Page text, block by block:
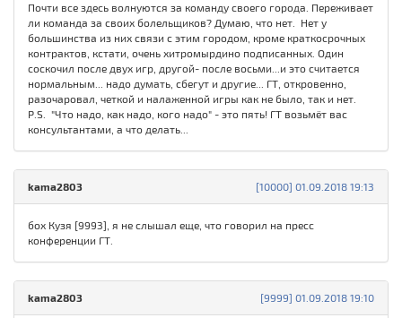
Почти все здесь волнуются за команду своего города. Переживает
ли команда за своих болельщиков? Думаю, что нет. Нет у
большинства из них связи с этим городом, кроме краткосрочных
контрактов, кстати, очень хитромырдино подписанных. Один
соскочил после двух игр, другой- после восьми...и это считается
нормальным... надо думать, сбегут и другие... ГТ, откровенно,
разочаровал, четкой и налаженной игры как не было, так и нет.
Р.S. "Что надо, как надо, кого надо" - это пять! ГТ возьмёт вас
консультантами, а что делать...
[10000] 01.09.2018 19:13
kama2803
бох Кузя [9993], я не слышал еще, что говорил на пресс
конференции ГТ.
[9999] 01.09.2018 19:10
kama2803